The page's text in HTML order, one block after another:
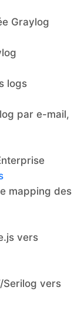
Graylog
logs
par e-mail,
mapping des
vers
Serilog vers